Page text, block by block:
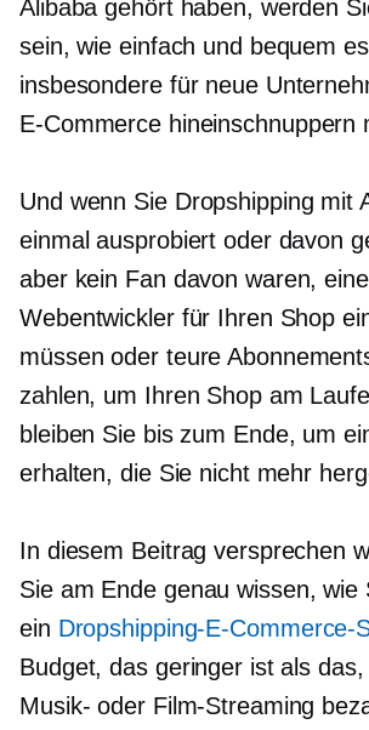
Alibaba gehört haben, werden
sein, wie einfach und bequem
insbesondere für neue
E-Commerce hineinschnuppern
Und wenn Sie Dropshipping mit
einmal ausprobiert oder davon
aber kein Fan davon waren,
Webentwickler für Ihren Shop
müssen oder teure
zahlen, um Ihren Shop am
bleiben Sie bis zum Ende, um
erhalten, die Sie nicht mehr
In diesem Beitrag versprechen
Sie am Ende genau wissen, wie
ein Dropshipping-E-Commerce-
Budget, das geringer ist als
Musik- oder Film-Streaming